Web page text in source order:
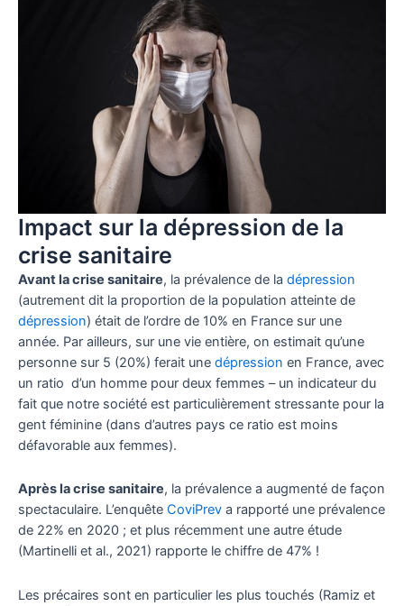
Impact sur la dépression de la
crise sanitaire
Avant la crise sanitaire, la prévalence de la dépression
(autrement dit la proportion de la population atteinte de
dépression) était de l’ordre de 10% en France sur une
année. Par ailleurs, sur une vie entière, on estimait qu’une
personne sur 5 (20%) ferait une dépression en France, avec
un ratio d’un homme pour deux femmes – un indicateur du
fait que notre société est particulièrement stressante pour la
gent féminine (dans d’autres pays ce ratio est moins
défavorable aux femmes).
Après la crise sanitaire, la prévalence a augmenté de façon
spectaculaire. L’enquête CoviPrev a rapporté une prévalence
de 22% en 2020 ; et plus récemment une autre étude
(Martinelli et al., 2021) rapporte le chiffre de 47% !
Les précaires sont en particulier les plus touchés (Ramiz et